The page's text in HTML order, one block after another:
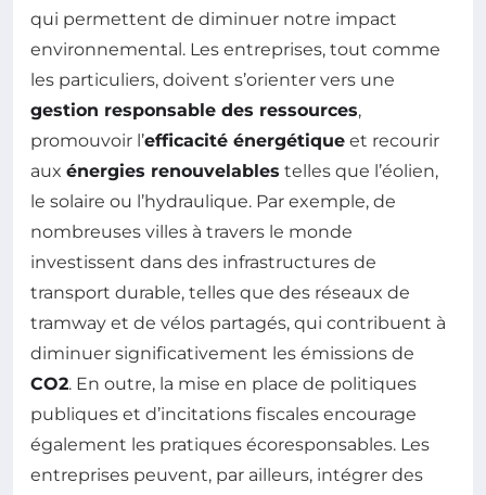
qui permettent de diminuer notre impact
environnemental. Les entreprises, tout comme
les particuliers, doivent s’orienter vers une
gestion responsable des ressources,
promouvoir l’efficacité énergétique et recourir
aux énergies renouvelables telles que l’éolien,
le solaire ou l’hydraulique. Par exemple, de
nombreuses villes à travers le monde
investissent dans des infrastructures de
transport durable, telles que des réseaux de
tramway et de vélos partagés, qui contribuent à
diminuer significativement les émissions de
CO2. En outre, la mise en place de politiques
publiques et d’incitations fiscales encourage
également les pratiques écoresponsables. Les
entreprises peuvent, par ailleurs, intégrer des